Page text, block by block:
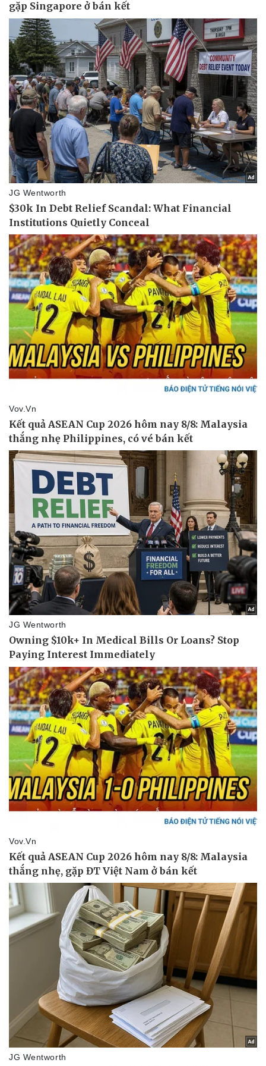
Pháp luật
Vụ án
Tin nóng
Tư vấn luật
Quân sự - Quốc phòng
Việt Nam
Phân tích